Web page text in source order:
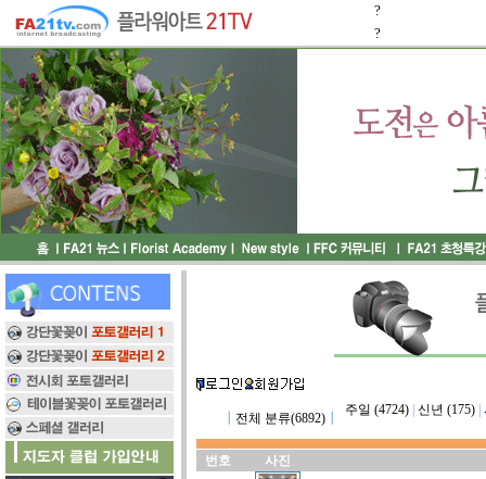
?
?
전체 분류(6892)┃
주일 (4724)| 신년 (175)|
번호 사진